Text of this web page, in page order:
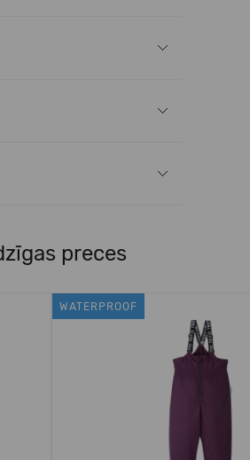
preces
WATERPROOF